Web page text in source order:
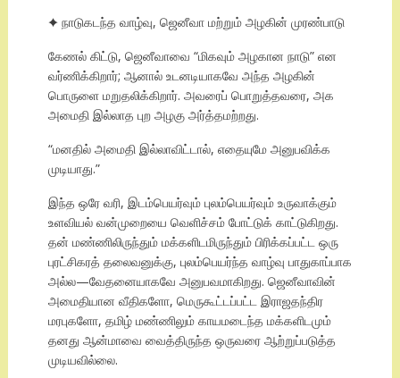
✦ நாடுகடந்த வாழ்வு, ஜெனீவா மற்றும் அழகின் முரண்பாடு
கேணல் கிட்டு, ஜெனீவாவை “மிகவும் அழகான நாடு” என
வர்ணிக்கிறார்; ஆனால் உடனடியாகவே அந்த அழகின்
பொருளை மறுதலிக்கிறார். அவரைப் பொறுத்தவரை, அக
அமைதி இல்லாத புற அழகு அர்த்தமற்றது.
“மனதில் அமைதி இல்லாவிட்டால், எதையுமே அனுபவிக்க
முடியாது.”
இந்த ஒரே வரி, இடம்பெயர்வும் புலம்பெயர்வும் உருவாக்கும்
உளவியல் வன்முறையை வெளிச்சம் போட்டுக் காட்டுகிறது.
தன் மண்ணிலிருந்தும் மக்களிடமிருந்தும் பிரிக்கப்பட்ட ஒரு
புரட்சிகரத் தலைவனுக்கு, புலம்பெயர்ந்த வாழ்வு பாதுகாப்பாக
அல்ல—வேதனையாகவே அனுபவமாகிறது. ஜெனீவாவின்
அமைதியான வீதிகளோ, மெருகூட்டப்பட்ட இராஜதந்திர
மரபுகளோ, தமிழ் மண்ணிலும் காயமடைந்த மக்களிடமும்
தனது ஆன்மாவை வைத்திருந்த ஒருவரை ஆற்றுப்படுத்த
முடியவில்லை.